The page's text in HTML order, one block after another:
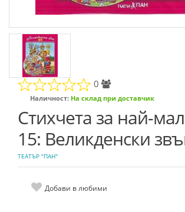
0
Наличност: На склад при доставчик
Стихчета за най-
15: Великденски
ТЕАТЪР "ПАН"
Добави в любими